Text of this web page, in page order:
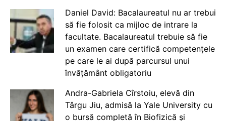
Daniel David: Bacalaureatul nu ar trebui
să fie folosit ca mijloc de intrare la
facultate. Bacalaureatul trebuie să fie
un examen care certifică competențele
pe care le ai după parcursul unui
învățământ obligatoriu
Andra-Gabriela Cîrstoiu, elevă din
Târgu Jiu, admisă la Yale University cu
o bursă completă în Biofizică și